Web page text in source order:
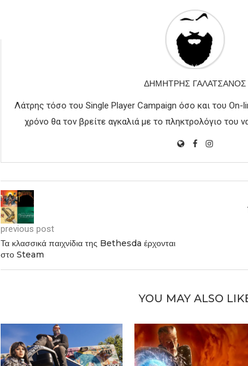
ΔΗΜΉΤΡΗΣ ΓΑΛΑΤΣΆΝΟΣ
Λάτρης τόσο του Single Player Campaign όσο και του On-
χρόνο θα τον βρείτε αγκαλιά με το πληκτρολόγιο του
previous post
Τα κλασσικά παιχνίδια της Bethesda έρχονται
στο Steam
YOU MAY ALSO